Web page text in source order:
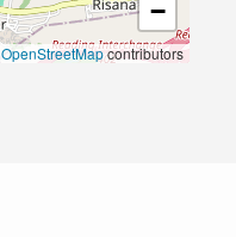
−
OpenStreetMapcontributors